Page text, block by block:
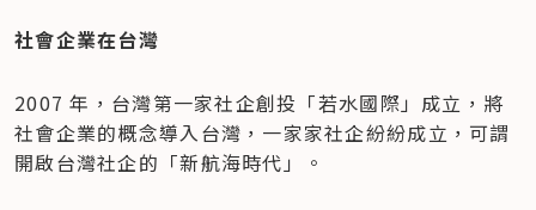
社會企業在台灣
2007 年，台灣第一家社企創投「若水國際」成立，將
社會企業的概念導入台灣，一家家社企紛紛成立，可謂
開啟台灣社企的「新航海時代」。